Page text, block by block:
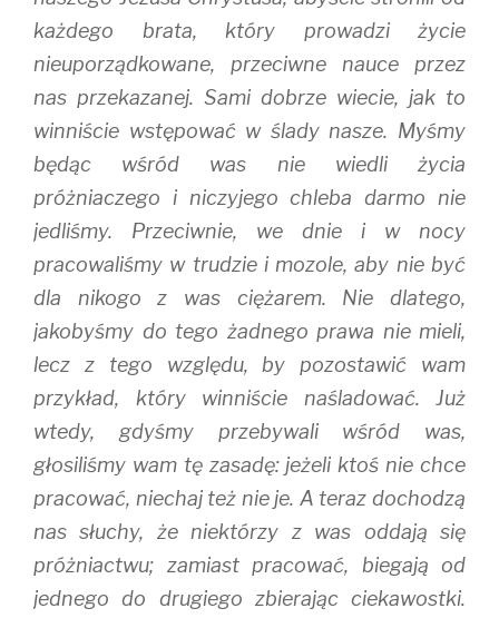
n
d
o
)
i
w
d
w
każdego brata, który prowadzi życie
nieuporządkowane, przeciwne nauce przez
nas przekazanej. Sami dobrze wiecie, jak to
winniście wstępować w ślady nasze. Myśmy
będąc wśród was nie wiedli życia
próżniaczego i niczyjego chleba darmo nie
jedliśmy. Przeciwnie, we dnie i w nocy
pracowaliśmy w trudzie i mozole, aby nie być
dla nikogo z was ciężarem. Nie dlatego,
jakobyśmy do tego żadnego prawa nie mieli,
lecz z tego względu, by pozostawić wam
przykład, który winniście naśladować. Już
wtedy, gdyśmy przebywali wśród was,
głosiliśmy wam tę zasadę: jeżeli ktoś nie chce
pracować, niechaj też nie je. A teraz dochodzą
nas słuchy, że niektórzy z was oddają się
próżniactwu; zamiast pracować, biegają od
jednego do drugiego zbierając ciekawostki.